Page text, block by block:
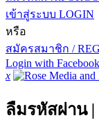
เข้าสู่ระบบ LOGIN
หรือ
สมัครสมาชิก /
Login with Facebook
x
ลืมรหัสผ่าน |